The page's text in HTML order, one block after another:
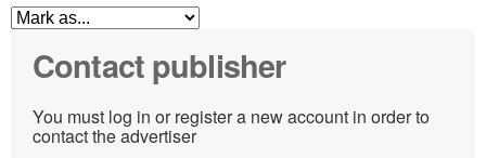
Contact publisher
You must log in or register a new account in order to
contact the advertiser